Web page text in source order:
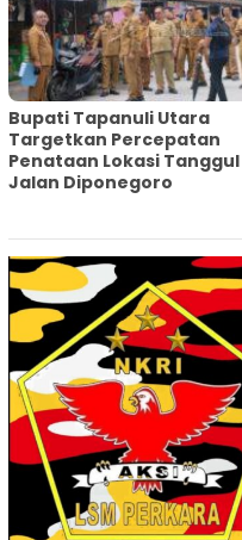
‎Bupati Tapanuli Utara
Targetkan Percepatan
Penataan Lokasi Tanggul
Jalan Diponegoro